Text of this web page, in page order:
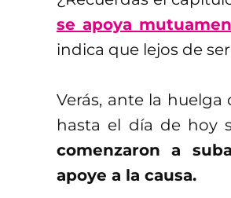
se apoya
indica que lejos de
Verás, ante la
hasta el día de hoy
comenzaron a
apoye a la causa.